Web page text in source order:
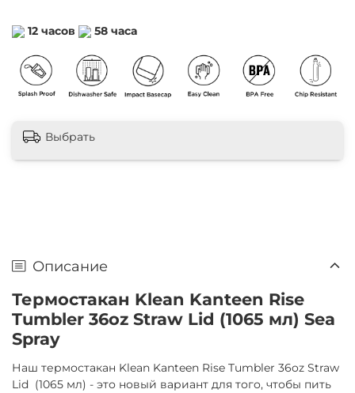
12 часов 58 часа
Выбрать
Описание
Термостакан Klean Kanteen Rise
Tumbler 36oz Straw Lid (1065 мл) Sea
Spray
Наш термостакан Klean Kanteen Rise Tumbler 36oz Straw
Lid (1065 мл) - это новый вариант для того, чтобы пить